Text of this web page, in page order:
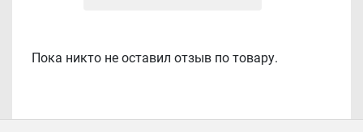
Пока никто не оставил отзыв по товару.